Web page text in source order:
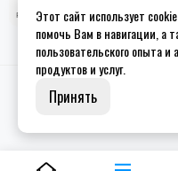
2026 © Smart Aura -
Этот сайт использует
помочь Вам в навигации, а
пользовательского опыта
продуктов и услуг.
Принять